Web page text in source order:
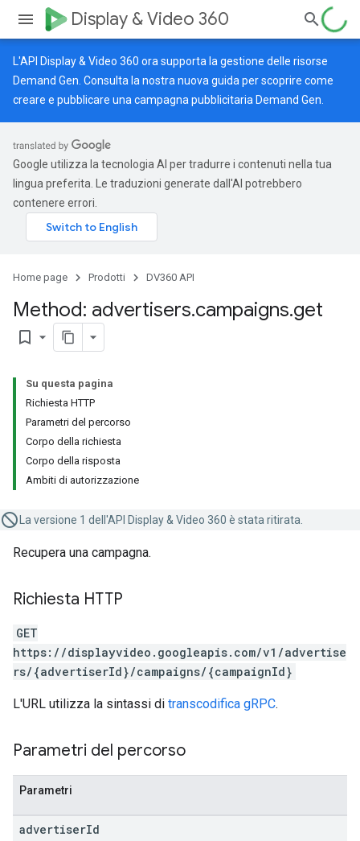
Display & Video 360
L'API Display & Video 360 ora supporta la gestione delle risorse
Demand Gen. Consulta la nostra nuova guida per scoprire come
creare e pubblicare una campagna pubblicitaria Demand Gen.
Google utilizza la tecnologia AI per tradurre i contenuti nella tua
lingua preferita. Le traduzioni generate dall'AI potrebbero
contenere errori.
Home page Prodotti DV360 API
Method: advertisers.campaigns.get
bookmark_border
Su questa pagina
Richiesta HTTP
Parametri del percorso
Corpo della richiesta
Corpo della risposta
Ambiti di autorizzazione
La versione 1 dell'API Display & Video 360 è stata ritirata.
Recupera una campagna.
Richiesta HTTP
GET
https://displayvideo.googleapis.com/v1/advertise
rs/{advertiserId}/campaigns/{campaignId}
L'URL utilizza la sintassi di transcodifica gRPC.
Parametri del percorso
Parametri
advertiserId